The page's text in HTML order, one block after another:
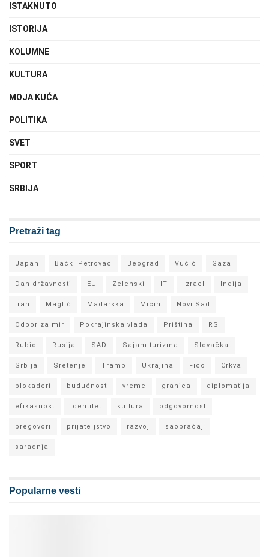
ISTAKNUTO
ISTORIJA
KOLUMNE
KULTURA
MOJA KUĆA
POLITIKA
SVET
SPORT
SRBIJA
Pretraži tag
Japan Bački Petrovac Beograd Vučić Gaza
Dan državnosti EU Zelenski IT Izrael Indija
Iran Maglić Mađarska Mićin Novi Sad
Odbor za mir Pokrajinska vlada Priština RS
Rubio Rusija SAD Sajam turizma Slovačka
Srbija Sretenje Tramp Ukrajina Fico Crkva
blokaderi budućnost vreme granica diplomatija
efikasnost identitet kultura odgovornost
pregovori prijateljstvo razvoj saobraćaj
saradnja
Popularne vesti